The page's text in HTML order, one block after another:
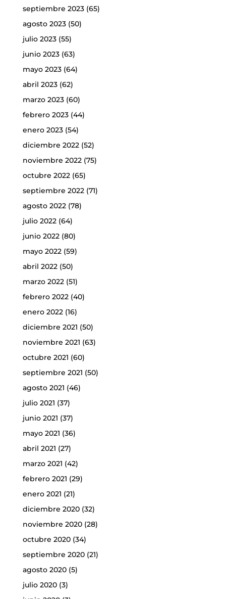
septiembre 2023(65)
agosto 2023(50)
julio 2023(55)
junio 2023(63)
mayo 2023(64)
abril 2023(62)
marzo 2023(60)
febrero 2023(44)
enero 2023(54)
diciembre 2022(52)
noviembre 2022(75)
octubre 2022(65)
septiembre 2022(71)
agosto 2022(78)
julio 2022(64)
junio 2022(80)
mayo 2022(59)
abril 2022(50)
marzo 2022(51)
febrero 2022(40)
enero 2022(16)
diciembre 2021 (50)
noviembre 2021 (63)
octubre 2021 (60)
septiembre 2021 (50)
agosto 2021 (46)
julio 2021 (37)
junio 2021 (37)
mayo 2021 (36)
abril 2021 (27)
marzo 2021 (42)
febrero 2021 (29)
enero 2021 (21)
diciembre 2020(32)
noviembre 2020(28)
octubre 2020(34)
septiembre 2020(21)
agosto 2020(5)
julio 2020(3)